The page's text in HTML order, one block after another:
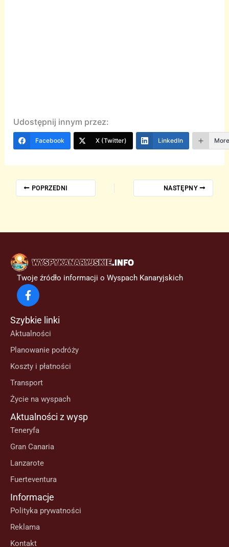
Udostępnij innym przez:
Facebook X (Twitter) LinkedIn
POPRZEDNI NASTĘPNY
Twoje źródło informacji o Wyspach Kanaryjskich
Szybkie linki
Aktualności
Planowanie podróży
Koszty i płatności
Transport
Życie na wyspach
Aktualności z wysp
Teneryfa
Gran Canaria
Lanzarote
Fuerteventura
Informacje
Polityka prywatności
Reklama
Kontakt